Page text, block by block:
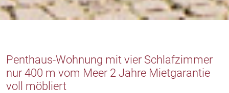
Penthaus-Wohnung mit vier Schlafzimmer
nur 400 m vom Meer 2 Jahre Mietgarantie
voll möbliert